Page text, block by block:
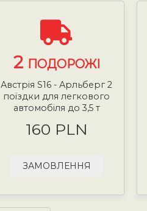
2 ПОДОРОЖІ
Австрія S16 - Арльберг 2
поїздки для легкового
автомобіля до 3,5 т
160 PLN
ЗАМОВЛЕННЯ